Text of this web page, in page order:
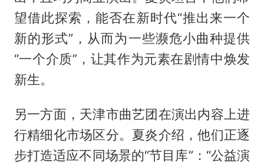
望借此探索，能否在新时代“推出来一个
新的形式”，从而为一些濒危小曲种提供
“一个介质”，让其作为元素在剧情中焕发
新生。
另一方面，天津市曲艺团在演出内容上进
行精细化市场区分。夏炎介绍，他们正逐
步打造适应不同场景的“节目库”：“公益演